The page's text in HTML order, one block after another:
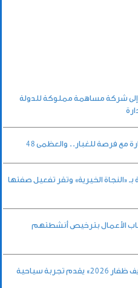
شركة مساهمة مملوكة للدولة
مع فرصة للغبار.. والعظمى 48
بـ «النجاة الخيرية» وتقر تفعيل صفتها
الأعمال بترخيص أنشطتهم
الطبيعة تروي حكاية التراث.. و«خريف ظفار 2026» يقدم تجربة سياحية